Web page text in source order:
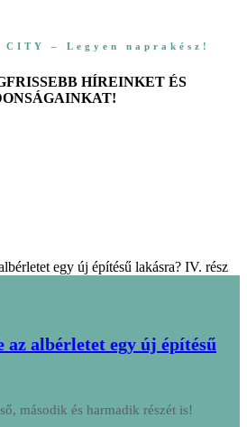
CITY – Legyen naprakész!
HÍREINKET ÉS
az albérletet egy új építésű
második és harmadik részét is!